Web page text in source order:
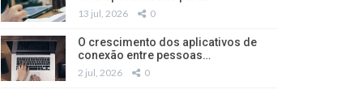
13 jul, 2026 0
O crescimento dos aplicativos de
conexão entre pessoas…
2 jul, 2026 0